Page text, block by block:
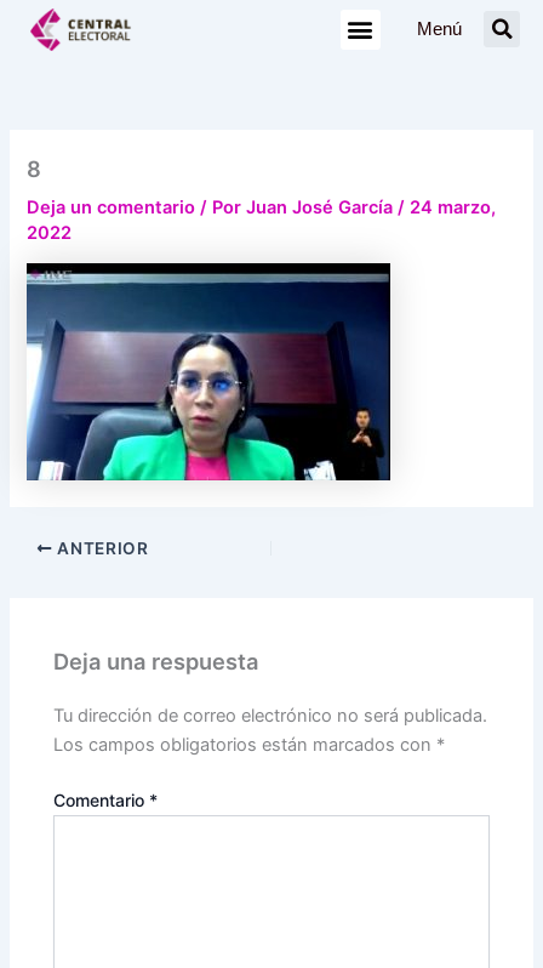
Menú
8
Deja un comentario / PorJuan José García/ 24 marzo,
2022
ANTERIOR
Deja una respuesta
Tu dirección de correo electrónico no será publicada.
Los campos obligatorios están marcados con *
Comentario *